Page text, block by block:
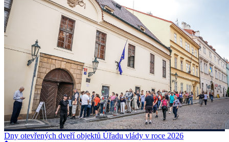
Dny otevřených dveří objektů Úřadu vlády v roce 2026